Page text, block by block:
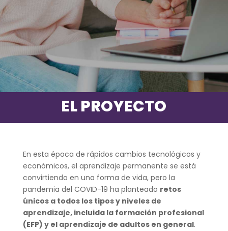
EL PROYECTO
En esta época de rápidos cambios tecnológicos y
económicos, el aprendizaje permanente se está
convirtiendo en una forma de vida, pero la
pandemia del COVID-19 ha planteado retos
únicos a todos los tipos y niveles de
aprendizaje, incluida la formación profesional
(EFP) y el aprendizaje de adultos en general.